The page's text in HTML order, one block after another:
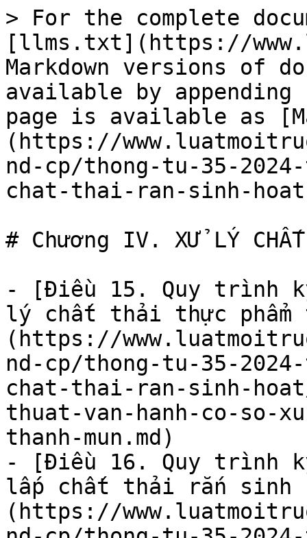
> For the complete
[llms.txt](https://
Markdown versions of
available by
page is available as
(https://
nd-cp/thong-tu-35-
chat-thai-ran-sinh-
# Chương IV. XỬ LÝ CHẤT
- [Điều 15. Quy trình
lý chất thải thực phẩm
(https://
nd-cp/thong-tu-35-
chat-thai-ran-sinh-
thuat-van-hanh-co-so-
thanh-mun.md)
- [Điều 16. Quy trình
lấp chất thải rắn sinh
(https://